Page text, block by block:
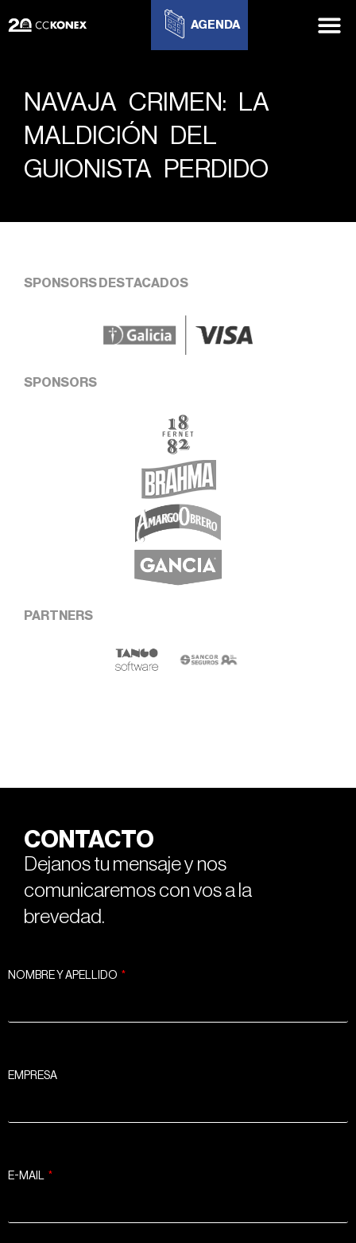
AGENDA
NAVAJA CRIMEN: LA
MALDICIÓN DEL
GUIONISTA PERDIDO
SPONSORS DESTACADOS
SPONSORS
PARTNERS
CONTACTO
Dejanos tu mensaje y nos
comunicaremos con vos a la
brevedad.
NOMBRE Y APELLIDO
EMPRESA
E-MAIL